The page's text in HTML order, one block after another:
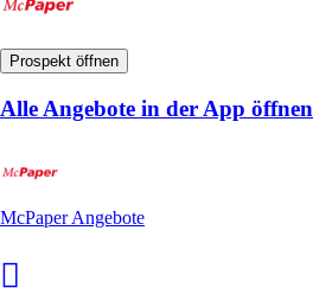
Prospekt öffnen
Alle Angebote in der App öffnen
McPaper Angebote